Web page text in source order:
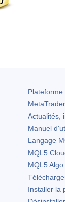
Actualités,
Manuel
Langage
MQL5
MQL5
Installer la